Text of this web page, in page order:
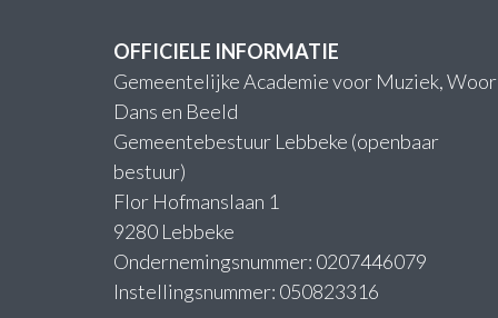
OFFICIELE INFORMATIE
Gemeentelijke Academie voor Muziek,
Dans en Beeld
Gemeentebestuur Lebbeke (openbaar
bestuur)
Flor Hofmanslaan 1
9280 Lebbeke
Ondernemingsnummer: 0207446079
Instellingsnummer: 050823316